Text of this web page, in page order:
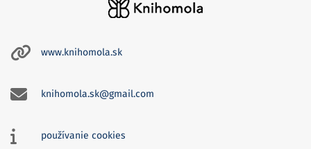
www.knihomola.sk
knihomola.sk@gmail.com
používanie cookies